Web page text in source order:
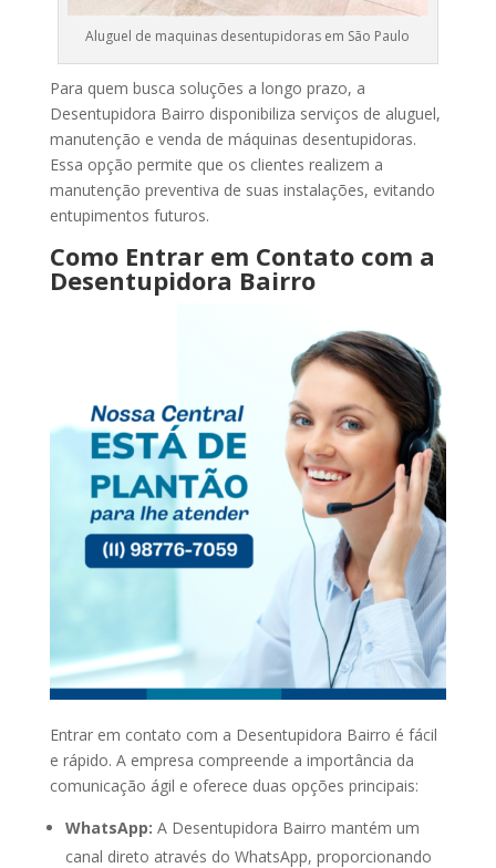
Aluguel de maquinas desentupidoras em São Paulo
Para quem busca soluções a longo prazo, a
Desentupidora Bairro disponibiliza serviços de aluguel,
manutenção e venda de máquinas desentupidoras.
Essa opção permite que os clientes realizem a
manutenção preventiva de suas instalações, evitando
entupimentos futuros.
Como Entrar em Contato com a
Desentupidora Bairro
Entrar em contato com a Desentupidora Bairro é fácil
e rápido. A empresa compreende a importância da
comunicação ágil e oferece duas opções principais:
WhatsApp: A Desentupidora Bairro mantém um
canal direto através do WhatsApp, proporcionando